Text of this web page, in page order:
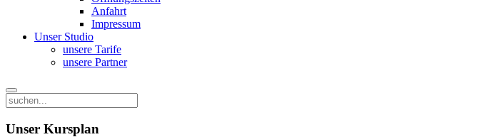
Anfahrt
Impressum
Unser Studio
unsere Tarife
unsere Partner
Unser Kursplan